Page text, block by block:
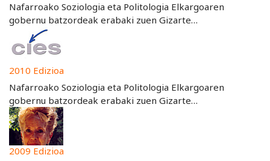
Nafarroako Soziologia eta Politologia Elkargoaren
gobernu batzordeak erabaki zuen Gizarte…
2010 Edizioa
Nafarroako Soziologia eta Politologia Elkargoaren
gobernu batzordeak erabaki zuen Gizarte…
2009 Edizioa